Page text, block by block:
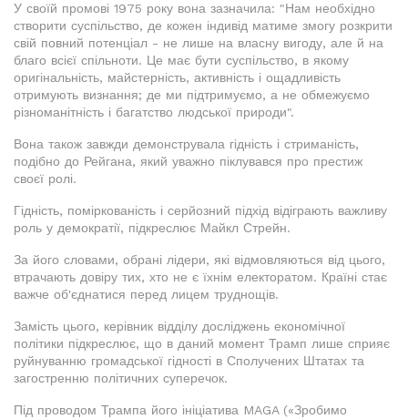
У своїй промові 1975 року вона зазначила: "Нам необхідно
створити суспільство, де кожен індивід матиме змогу розкрити
свій повний потенціал - не лише на власну вигоду, але й на
благо всієї спільноти. Це має бути суспільство, в якому
оригінальність, майстерність, активність і ощадливість
отримують визнання; де ми підтримуємо, а не обмежуємо
різноманітність і багатство людської природи".
Вона також завжди демонструвала гідність і стриманість,
подібно до Рейгана, який уважно піклувався про престиж
своєї ролі.
Гідність, поміркованість і серйозний підхід відіграють важливу
роль у демократії, підкреслює Майкл Стрейн.
За його словами, обрані лідери, які відмовляються від цього,
втрачають довіру тих, хто не є їхнім електоратом. Країні стає
важче об'єднатися перед лицем труднощів.
Замість цього, керівник відділу досліджень економічної
політики підкреслює, що в даний момент Трамп лише сприяє
руйнуванню громадської гідності в Сполучених Штатах та
загостренню політичних суперечок.
Під проводом Трампа його ініціатива MAGA («Зробимо